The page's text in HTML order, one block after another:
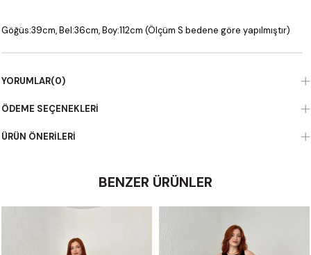
Göğüs:39cm, Bel:36cm, Boy:112cm (Ölçüm S bedene göre yapılmıştır)
YORUMLAR(0)
ÖDEME SEÇENEKLERI
ÜRÜN ÖNERILERI
BENZER ÜRÜNLER